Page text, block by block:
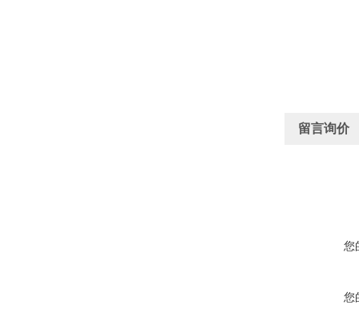
留言询价
您
您